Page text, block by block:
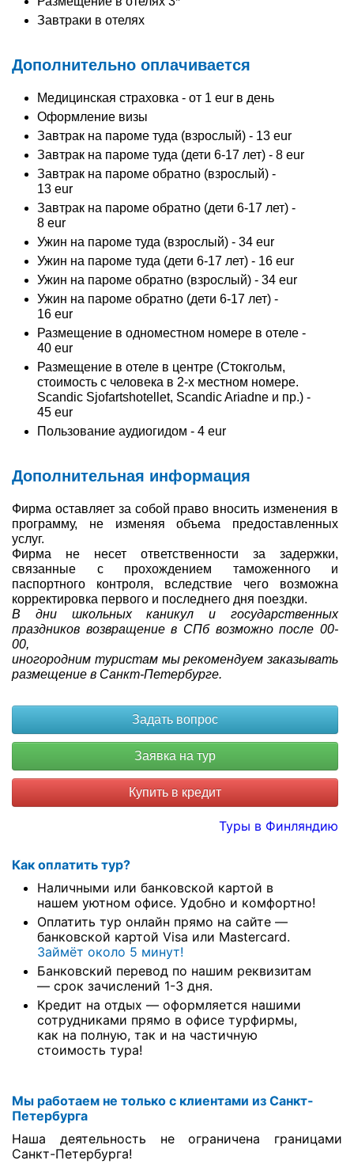
Завтраки в отелях
Дополнительно оплачивается
Медицинская страховка - от 1 eur в день
Оформление визы
Завтрак на пароме туда (взрослый) - 13 eur
Завтрак на пароме туда (дети 6-17 лет) - 8 eur
Завтрак на пароме обратно (взрослый) -
13 eur
Завтрак на пароме обратно (дети 6-17 лет) -
8 eur
Ужин на пароме туда (взрослый) - 34 eur
Ужин на пароме туда (дети 6-17 лет) - 16 eur
Ужин на пароме обратно (взрослый) - 34 eur
Ужин на пароме обратно (дети 6-17 лет) -
16 eur
Размещение в одноместном номере в отеле -
40 eur
Размещение в отеле в центре (Стокгольм,
стоимость с человека в 2-х местном номере.
Scandic Sjofartshotellet, Scandic Ariadne и пр.) -
45 eur
Пользование аудиогидом - 4 eur
Дополнительная информация
Фирма оставляет за собой право вносить изменения в
программу, не изменяя объема предоставленных
услуг.
Фирма не несет ответственности за задержки,
связанные с прохождением таможенного и
паспортного контроля, вследствие чего возможна
корректировка первого и последнего дня поездки.
В дни школьных каникул и государственных
праздников возвращение в СПб возможно после 00-
00,
иногородним туристам мы рекомендуем заказывать
размещение в Санкт-Петербурге.
Купить в кредит
Туры в Финляндию
Как оплатить тур?
Наличными или банковской картой в
нашем уютном офисе. Удобно и комфортно!
Оплатить тур онлайн прямо на сайте —
банковской картой Visa или Mastercard.
Займёт около 5 минут!
Банковский перевод по нашим реквизитам
— срок зачислений 1-3 дня.
Кредит на отдых — оформляется нашими
сотрудниками прямо в офисе турфирмы,
как на полную, так и на частичную
стоимость тура!
Мы работаем не только с клиентами из Санкт-
Петербурга
Наша деятельность не ограничена границами
Санкт-Петербурга!